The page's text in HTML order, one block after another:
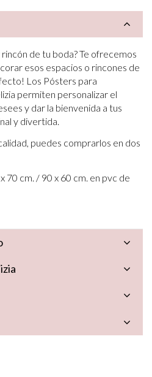
de tu boda? Te ofrecemos
esos espacios o rincones de
Los Pósters para
permiten personalizar el
y dar la bienvenida a tus
y divertida.
puedes comprarlos en dos
70 cm. / 90 x 60 cm. en pvc de